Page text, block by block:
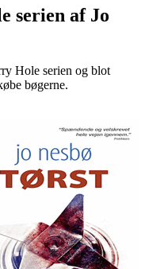
serien af Jo
Hole serien og blot
bøgerne.